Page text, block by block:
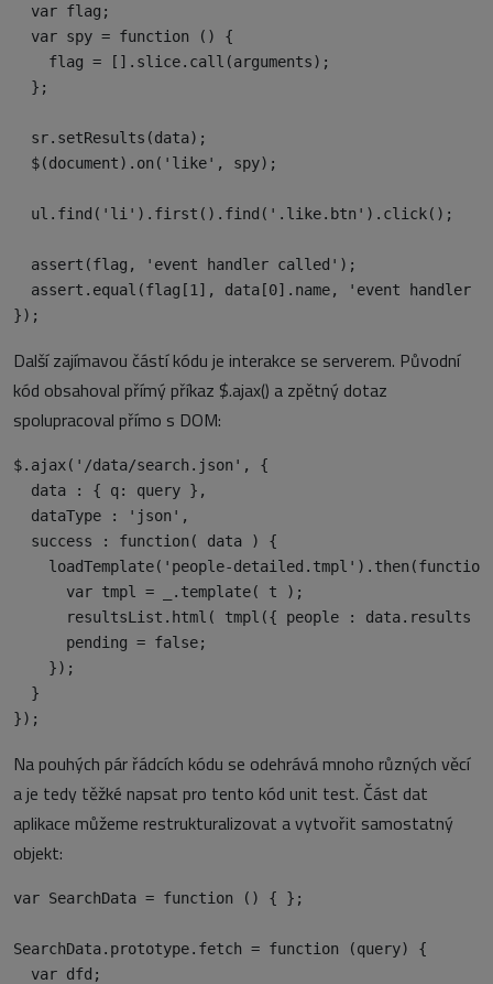
  var flag;
  var spy = function () {
    flag = [].slice.call(arguments);
  };
  sr.setResults(data);
  $(document).on('like', spy);
  ul.find('li').first().find('.like.btn').click();
  assert(flag, 'event handler called');
assert.equal(flag[1], data[0].name, 'event handler
Další zajímavou částí kódu je interakce se serverem. Původní
kód obsahoval přímý příkaz $.ajax() a zpětný dotaz
spolupracoval přímo s DOM:
$.ajax('/data/search.json', {
  data : { q: query },
  dataType : 'json',
  success : function( data ) {
loadTemplate('people-
      var tmpl = _.template( t );
resultsList.html( tmpl({ people : data.results
      pending = false;
    });
  }
Na pouhých pár řádcích kódu se odehrává mnoho různých věcí
a je tedy těžké napsat pro tento kód unit test. Část dat
aplikace můžeme restrukturalizovat a vytvořit samostatný
objekt:
var SearchData = function () { };
SearchData.prototype.fetch = function (query) {
  var dfd;